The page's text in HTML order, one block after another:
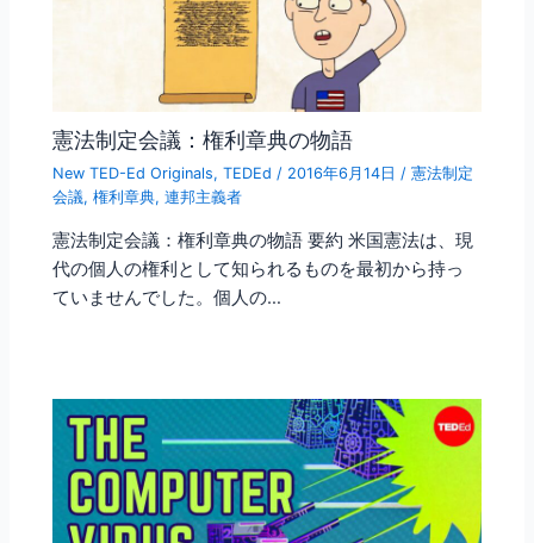
憲法制定会議：権利章典の物語
New TED-Ed Originals,TEDEd / 2016年6月14日 /憲法制定
会議,権利章典,連邦主義者
憲法制定会議：権利章典の物語 要約 米国憲法は、現
代の個人の権利として知られるものを最初から持っ
ていませんでした。個人の…